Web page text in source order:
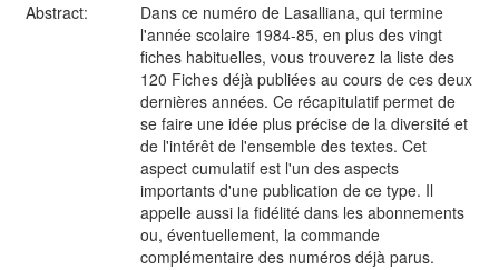
Abstract:
Dans ce numéro de Lasalliana, qui termine
l'année scolaire 1984-85, en plus des vingt
fiches habituelles, vous trouverez la liste des
120 Fiches déjà publiées au cours de ces deux
dernières années. Ce récapitulatif permet de
se faire une idée plus précise de la diversité et
de l'intérêt de l'ensemble des textes. Cet
aspect cumulatif est l'un des aspects
importants d'une publication de ce type. Il
appelle aussi la fidélité dans les abonnements
ou, éventuellement, la commande
complémentaire des numéros déjà parus.